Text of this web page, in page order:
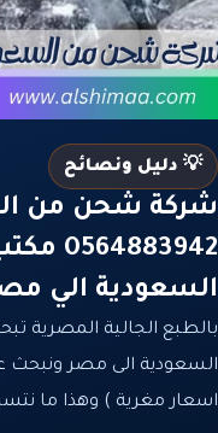
💡 دليل ونصائح
شركة شحن من
السعودية الي
بالطبع الجالية المصرية
السعودية الى مصر ونبحث
اسعار مغرية ) وهذا ما